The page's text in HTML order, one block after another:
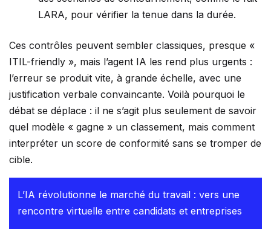
LARA, pour vérifier la tenue dans la durée.
Ces contrôles peuvent sembler classiques, presque «
ITIL-friendly », mais l’agent IA les rend plus urgents :
l’erreur se produit vite, à grande échelle, avec une
justification verbale convaincante. Voilà pourquoi le
débat se déplace : il ne s’agit plus seulement de savoir
quel modèle « gagne » un classement, mais comment
interpréter un score de conformité sans se tromper de
cible.
L’IA révolutionne le marché du travail : vers une
rencontre virtuelle entre candidats et entreprises